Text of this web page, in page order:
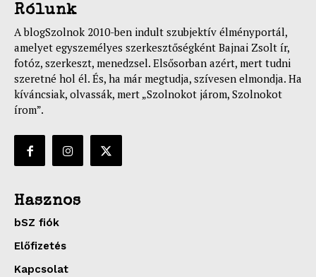
Rólunk
A blogSzolnok 2010-ben indult szubjektív élményportál,
amelyet egyszemélyes szerkesztőségként Bajnai Zsolt ír,
fotóz, szerkeszt, menedzsel. Elsősorban azért, mert tudni
szeretné hol él. És, ha már megtudja, szívesen elmondja. Ha
kíváncsiak, olvassák, mert „Szolnokot járom, Szolnokot
írom”.
Hasznos
bSZ fiók
Előfizetés
Kapcsolat